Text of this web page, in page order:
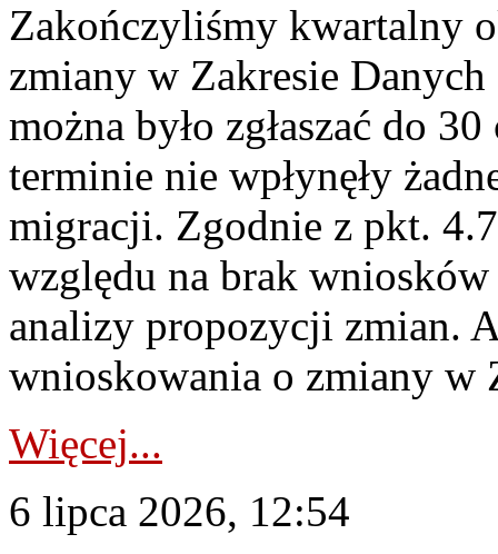
Zakończyliśmy kwartalny
zmiany w Zakresie
można było zgłaszać do
terminie nie wpłynęły
migracji. Zgodnie z pkt.
względu na brak
analizy propozycji zmian.
wnioskowania o zmiany w
Więcej...
6 lipca 2026, 12:54